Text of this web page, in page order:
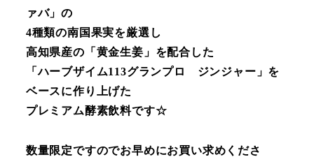
ァバ」の
4種類の南国果実を厳選し
高知県産の「黄金生姜」を配合した
「ハーブザイム113グランプロ ジンジャー」を
ベースに作り上げた
プレミアム酵素飲料です☆
数量限定ですのでお早めにお買い求めくださ